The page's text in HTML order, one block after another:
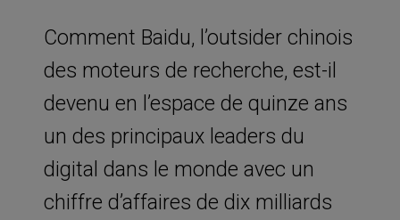
Comment Baidu, l’outsider chinois
des moteurs de recherche, est-il
devenu en l’espace de quinze ans
un des principaux leaders du
digital dans le monde avec un
chiffre d’affaires de dix milliards